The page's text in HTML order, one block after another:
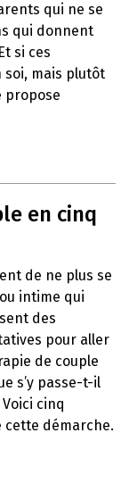
qui ne se
qui donnent
si ces
soi, mais plutôt
propose
en cinq
de ne plus se
intime qui
des
pour aller
de couple
s’y passe-t-il
cinq
cette démarche.